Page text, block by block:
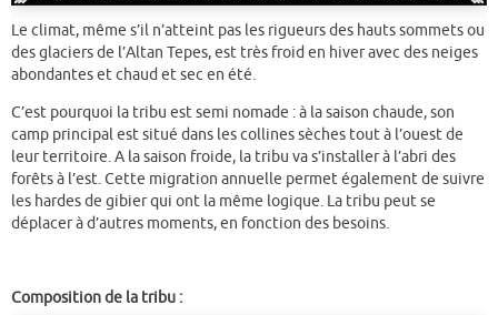
Le climat, même s’il n’atteint pas les rigueurs des hauts sommets ou
des glaciers de l’Altan Tepes, est très froid en hiver avec des neiges
abondantes et chaud et sec en été.
C’est pourquoi la tribu est semi nomade : à la saison chaude, son
camp principal est situé dans les collines sèches tout à l’ouest de
leur territoire. A la saison froide, la tribu va s’installer à l’abri des
forêts à l’est. Cette migration annuelle permet également de suivre
les hardes de gibier qui ont la même logique. La tribu peut se
déplacer à d’autres moments, en fonction des besoins.
Composition de la tribu :